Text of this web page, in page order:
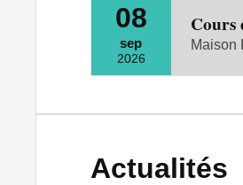
08
sep
2026
Cours
Maison
Actualités